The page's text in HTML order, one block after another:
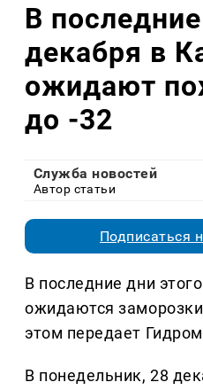
В
декабря в
ожидают
до -32
Служба новостей
Автор статьи
Подписаться
В последние дни
ожидаются
этом передает
В понедельник, 28